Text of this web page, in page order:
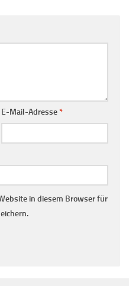
E-Mail-Adresse*
in diesem Browser für